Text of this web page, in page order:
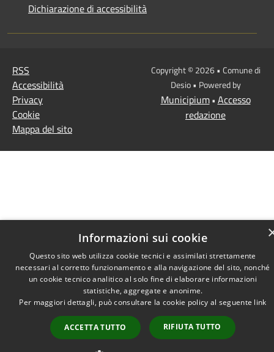
Dichiarazione di accessibilità
RSS
Accessibilità
Privacy
Cookie
Mappa del sito
Copyright © 2026 • Comune di
Desio • Powered by
Municipium• Accesso
redazione
Informazioni sui cookie
Questo sito web utilizza cookie tecnici e assimilati strettamente
necessari al corretto funzionamento e alla navigazione del sito, nonché
un cookie tecnico analitico al solo fine di elaborare informazioni
statistiche, aggregate e anonime.
Per maggiori dettagli, può consultare la cookie policy al seguente link
ACCETTA TUTTO RIFIUTA TUTTO